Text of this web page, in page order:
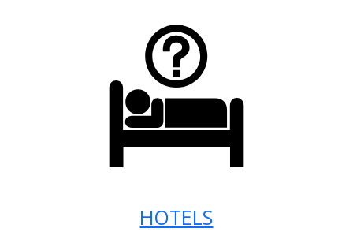
HOTELS